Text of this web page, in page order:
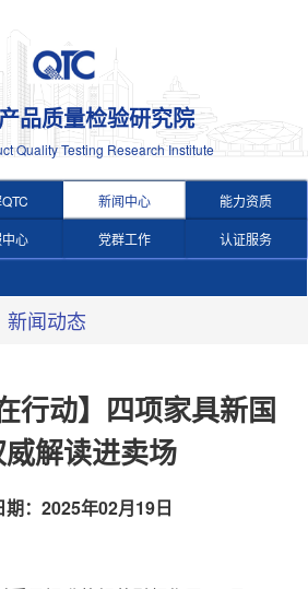
品质量检验研究院
Quality Testing Research Institute
新闻中心 能力资质
心 党群工作 认证服务
新闻动态
行动】四项家具新国
解读进卖场
： 2025年02月19日